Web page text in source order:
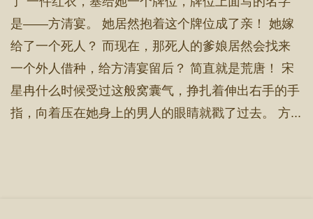
是——方清宴。 她居然抱着这个牌位成了亲！ 她嫁
给了一个死人？ 而现在，那死人的爹娘居然会找来
一个外人借种，给方清宴留后？ 简直就是荒唐！ 宋
星冉什么时候受过这般窝囊气，挣扎着伸出右手的手
指，向着压在她身上的男人的眼睛就戳了过去。 方...